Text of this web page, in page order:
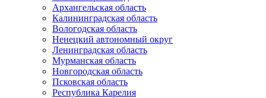
Архангельская область
Калининградская область
Вологодская область
Ненецкий автономный округ
Ленинградская область
Мурманская область
Новгородская область
Псковская область
Республика Карелия